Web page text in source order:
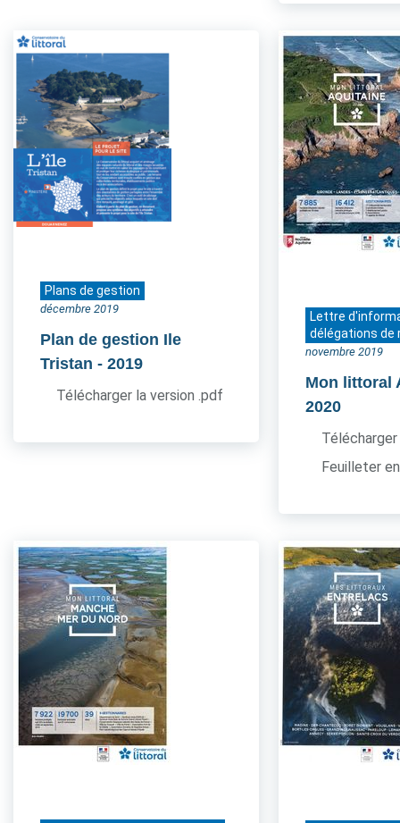
Plans de gestion
décembre 2019
Plan de gestion Ile
Tristan - 2019
Télécharger la version .pdf
Lettre
délégations de
novembre 2019
Mon littoral
2020
Feuilleter